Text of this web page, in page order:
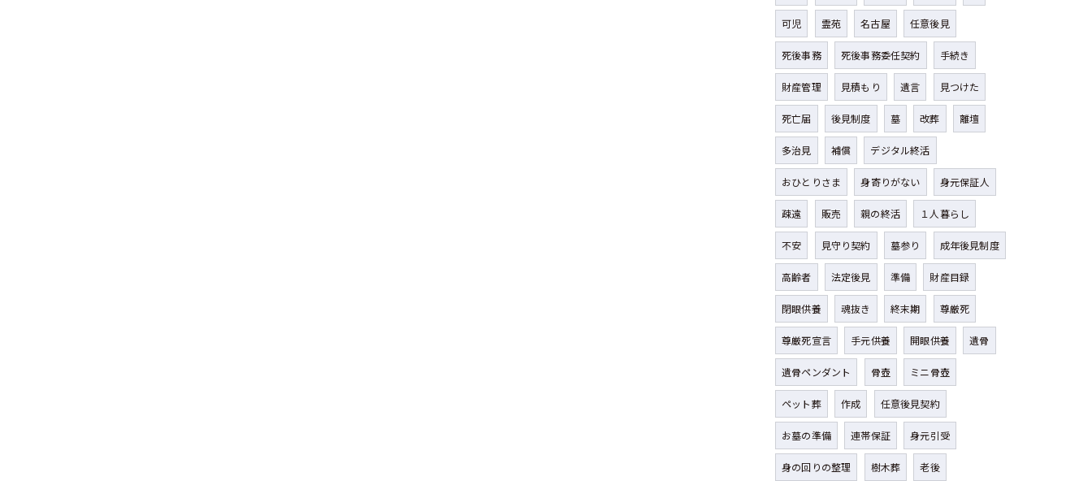
可児 霊苑 名古屋 任意後見
死後事務 死後事務委任契約 手続き
財産管理 見積もり 遺言 見つけた
死亡届 後見制度 墓 改葬 離壇
多治見 補償 デジタル終活
おひとりさま 身寄りがない 身元保証人
疎遠 販売 親の終活 １人暮らし
不安 見守り契約 墓参り 成年後見制度
高齢者 法定後見 準備 財産目録
閉眼供養 魂抜き 終末期 尊厳死
尊厳死宣言 手元供養 開眼供養 遺骨
遺骨ペンダント 骨壺 ミニ骨壺
ペット葬 作成 任意後見契約
お墓の準備 連帯保証 身元引受
身の回りの整理 樹木葬 老後